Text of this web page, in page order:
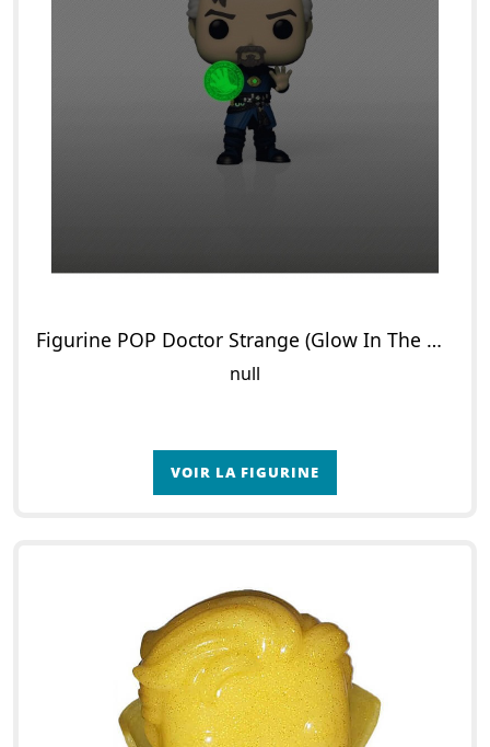
Figurine POP Doctor Strange (Glow In The Dark)
null
VOIR LA FIGURINE